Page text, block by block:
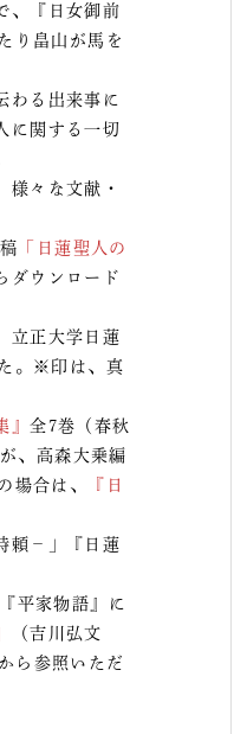
、『日女御前
り畠山が馬を
わる出来事に
に関する一切
々な文献・
「日蓮聖人の
ダウンロード
立正大学日蓮
。※印は、真
』全7巻（春秋
、高森大乗編
場合は、
『日
頼－」『日蓮
平家物語』に
（吉川弘文
から参照いただ